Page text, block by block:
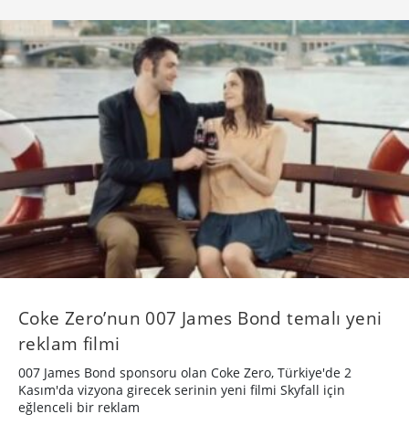
Coke Zero’nun 007 James Bond temalı yeni
reklam filmi
007 James Bond sponsoru olan Coke Zero, Türkiye'de 2
Kasım'da vizyona girecek serinin yeni filmi Skyfall için
eğlenceli bir reklam